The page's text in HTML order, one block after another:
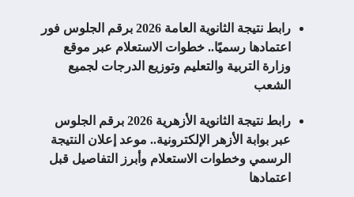
رابط نتيجة الثانوية العامة 2026 برقم الجلوس فور
اعتمادها رسميًا.. خطوات الاستعلام عبر موقع
وزارة التربية والتعليم وتوزيع الدرجات لجميع
الشعب
رابط نتيجة الثانوية الأزهرية 2026 برقم الجلوس
عبر بوابة الأزهر الإلكترونية.. موعد إعلان النتيجة
الرسمي وخطوات الاستعلام وأبرز التفاصيل قبل
اعتمادها